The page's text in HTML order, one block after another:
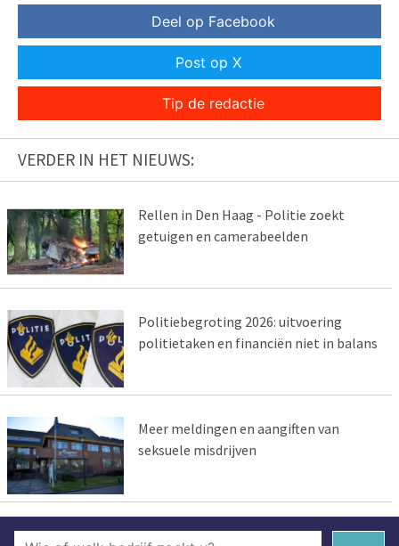
Deel op Facebook
Post op X
Tip de redactie
VERDER IN HET NIEUWS:
Rellen in Den Haag - Politie zoekt
getuigen en camerabeelden
Politiebegroting 2026: uitvoering
politietaken en financiën niet in balans
Meer meldingen en aangiften van
seksuele misdrijven